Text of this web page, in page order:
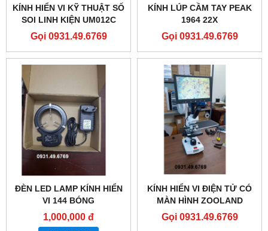
KÍNH HIỂN VI KỸ THUẬT SỐ
SOI LINH KIỆN UM012C
Gọi 0931.49.6769
KÍNH LÚP CẦM TAY PEAK
1964 22X
Gọi 0931.49.6769
ĐÈN LED LAMP KÍNH HIỂN
VI 144 BÓNG
1,000,000 đ
KÍNH HIỂN VI ĐIỆN TỬ CÓ
MÀN HÌNH ZOOLAND
7INCH
Gọi 0931.49.6769